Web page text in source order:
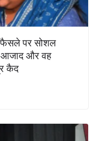
फैसले पर सोशल
आजाद और वह
कैद